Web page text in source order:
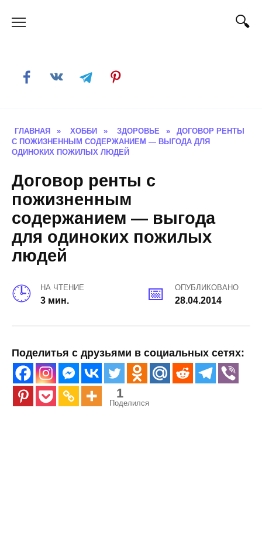
ГЛАВНАЯ » ХОББИ » ЗДОРОВЬЕ »
ДОГОВОР РЕНТЫ
С ПОЖИЗНЕННЫМ СОДЕРЖАНИЕМ — ВЫГОДА ДЛЯ
ОДИНОКИХ ПОЖИЛЫХ ЛЮДЕЙ
Договор ренты с
пожизненным
содержанием — выгода
для одиноких пожилых
людей
НА ЧТЕНИЕ
3 мин.
ОПУБЛИКОВАНО
28.04.2014
Поделитья с друзьями в социальных сетях:
1
Поделился